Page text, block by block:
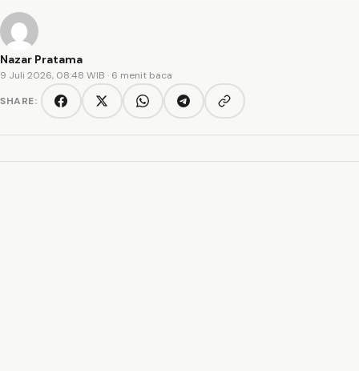
Nazar Pratama
9 Juli 2026, 08:48 WIB · 6 menit baca
SHARE:
FacebookTwitter/XWhatsAppTelegramCopy link